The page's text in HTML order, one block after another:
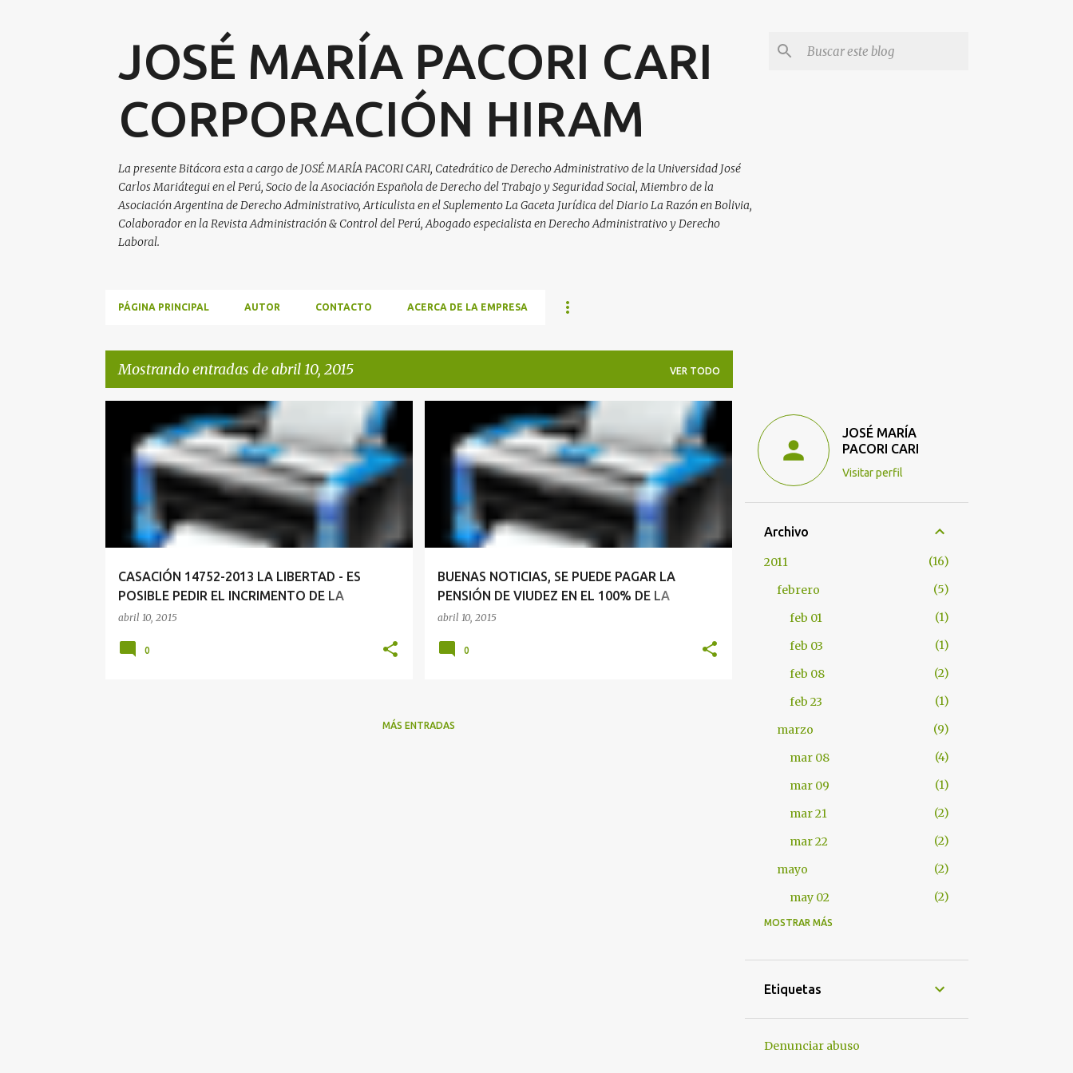
JOSÉ MARÍA PACORI CARI
CORPORACIÓN HIRAM
La presente Bitácora esta a cargo de JOSÉ MARÍA PACORI CARI, Catedrático de Derecho Administrativo de la Universidad José
Carlos Mariátegui en el Perú, Socio de la Asociación Española de Derecho del Trabajo y Seguridad Social, Miembro de la
Asociación Argentina de Derecho Administrativo, Articulista en el Suplemento La Gaceta Jurídica del Diario La Razón en Bolivia,
Colaborador en la Revista Administración & Control del Perú, Abogado especialista en Derecho Administrativo y Derecho
Laboral.
PÁGINA PRINCIPAL AUTOR CONTACTO ACERCA DE LA EMPRESA
Mostrando entradas de abril 10, 2015 VER TODO
CASACIÓN 14752-2013 LA LIBERTAD - ES
POSIBLE PEDIR EL INCRIMENTO DE LA
PENSIÓN DE VIUDEZ AL 100% DE LA PENSIÓN
abril 10, 2015
PENSIÓN DE VIUDEZ
0
BUENAS NOTICIAS, SE PUEDE PAGAR LA
PENSIÓN DE VIUDEZ EN EL 100% DE LA
PENSIÓN DE CESANTÍA DEL FALLECIDO
abril 10, 2015
PENSIÓN DE VIUDEZ
0
MÁS ENTRADAS
JOSÉ MARÍA
PACORI CARI
Visitar perfil
Archivo
2011
16
febrero
5
feb 01
1
feb 03
1
feb 08
2
feb 23
1
marzo
9
mar 08
4
mar 09
1
mar 21
2
mar 22
2
mayo
2
may 02
2
2012
abr 17
MOSTRAR MÁS
Etiquetas
Denunciar abuso